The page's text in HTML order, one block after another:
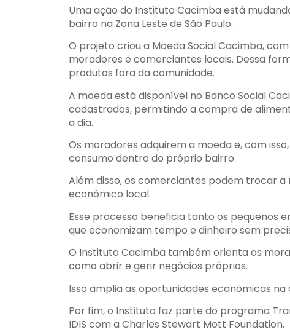
Uma ação do Instituto Cacimba está
bairro na Zona Leste de São Paulo.
O projeto criou a Moeda Social Cacimba,
moradores e comerciantes locais. Dessa
produtos fora da comunidade.
A moeda está disponível no Banco Social
cadastrados, permitindo a compra de
a dia.
Os moradores adquirem a moeda e, com
consumo dentro do próprio bairro.
Além disso, os comerciantes podem trocar
econômico local.
Esse processo beneficia tanto os pequenos
que economizam tempo e dinheiro sem
O Instituto Cacimba também orienta os
como abrir e gerir negócios próprios.
Isso amplia as oportunidades econômicas
Por fim, o Instituto faz parte do programa
IDIS com a Charles Stewart Mott Foundation.